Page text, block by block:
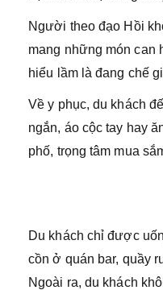
Người theo đạo Hồi
mang những món can
hiểu lầm là đang chế
Về y phục, du khách
ngắn, áo cộc tay hay
phố, trọng tâm mua
Du khách chỉ được
cồn ở quán bar, quầy
Ngoài ra, du khách